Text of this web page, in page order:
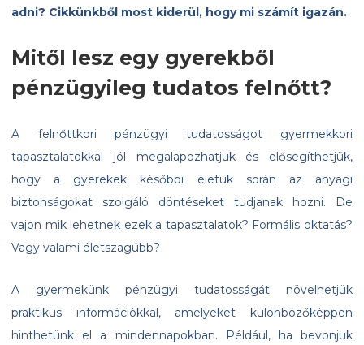
adni? Cikkünkből most kiderül, hogy mi számít igazán.
Mitől lesz egy gyerekből
pénzügyileg tudatos felnőtt?
A felnőttkori pénzügyi tudatosságot gyermekkori
tapasztalatokkal jól megalapozhatjuk és elősegíthetjük,
hogy a gyerekek későbbi életük során az anyagi
biztonságokat szolgáló döntéseket tudjanak hozni. De
vajon mik lehetnek ezek a tapasztalatok? Formális oktatás?
Vagy valami életszagúbb?
A gyermekünk pénzügyi tudatosságát növelhetjük
praktikus információkkal, amelyeket különbözőképpen
hinthetünk el a mindennapokban. Például, ha bevonjuk